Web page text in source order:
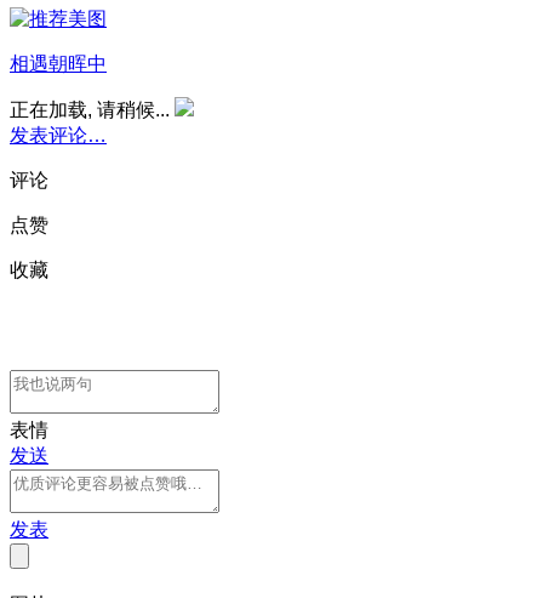
相遇朝晖中
正在加载, 请稍候...
发表评论…
评论
点赞
收藏
表情
发送
发表